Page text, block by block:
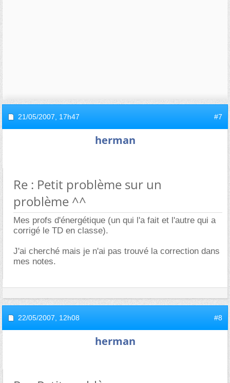
21/05/2007, 17h47 #7
herman
Re : Petit problème sur un
problème ^^
Mes profs d'énergétique (un qui l'a fait et l'autre qui a
corrigé le TD en classe).
J'ai cherché mais je n'ai pas trouvé la correction dans
mes notes.
22/05/2007, 12h08 #8
herman